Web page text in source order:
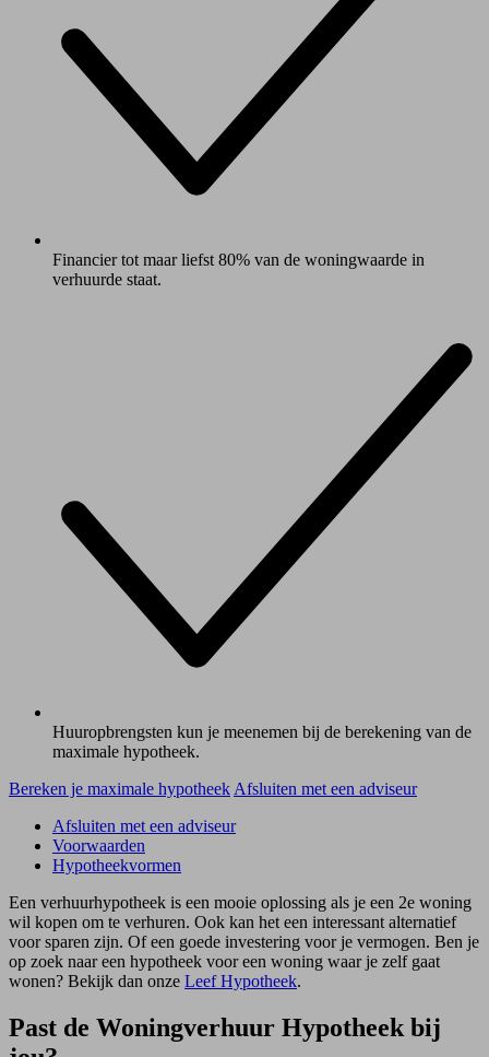
Financier tot maar liefst 80% van de woningwaarde in
verhuurde staat.
Huuropbrengsten kun je meenemen bij de berekening van de
maximale hypotheek.
Bereken je maximale hypotheek Afsluiten met een adviseur
Afsluiten met een adviseur
Voorwaarden
Hypotheekvormen
Een verhuurhypotheek is een mooie oplossing als je een 2e woning
wil kopen om te verhuren. Ook kan het een interessant alternatief
voor sparen zijn. Of een goede investering voor je vermogen. Ben je
op zoek naar een hypotheek voor een woning waar je zelf gaat
wonen? Bekijk dan onze Leef Hypotheek.
Past de Woningverhuur Hypotheek bij